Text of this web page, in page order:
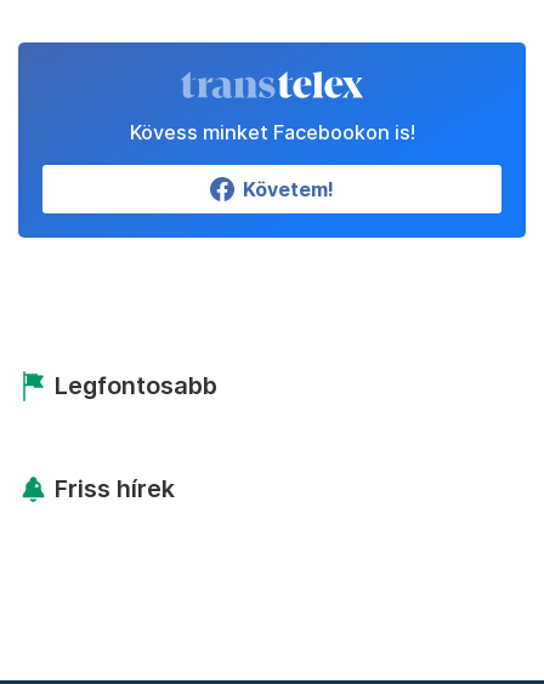
Kövess minket Facebookon is!
Követem!
Legfontosabb
Friss hírek